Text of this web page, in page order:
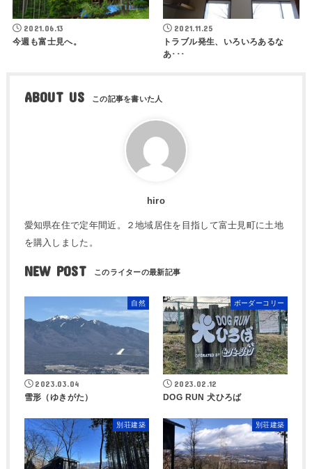
2021.06.13
今週も富士見へ。
2021.11.25
トラブル発生、いろいろあるな
あ･･･
ABOUT US
hiro
愛知県在住で定年間近。２地域居住を目指して富士見町に土地
を購入しました。
NEW POST
自然
2023.03.04
雪形（ゆきがた）
ボーダーコリー
2023.02.12
DOG RUN 犬ひろば
別荘建築 別荘建築